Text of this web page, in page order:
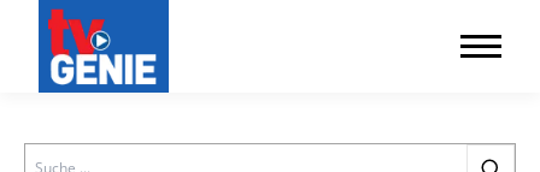
Search